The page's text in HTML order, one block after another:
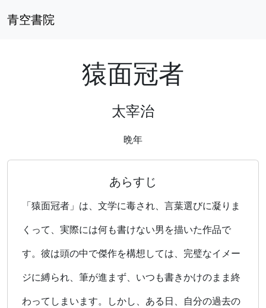
青空書院
猿面冠者
太宰治
晩年
あらすじ
「猿面冠者」は、文学に毒され、言葉選びに凝りま
くって、実際には何も書けない男を描いた作品で
す。彼は頭の中で傑作を構想しては、完璧なイメー
ジに縛られ、筆が進まず、いつも書きかけのまま終
わってしまいます。しかし、ある日、自分の過去の